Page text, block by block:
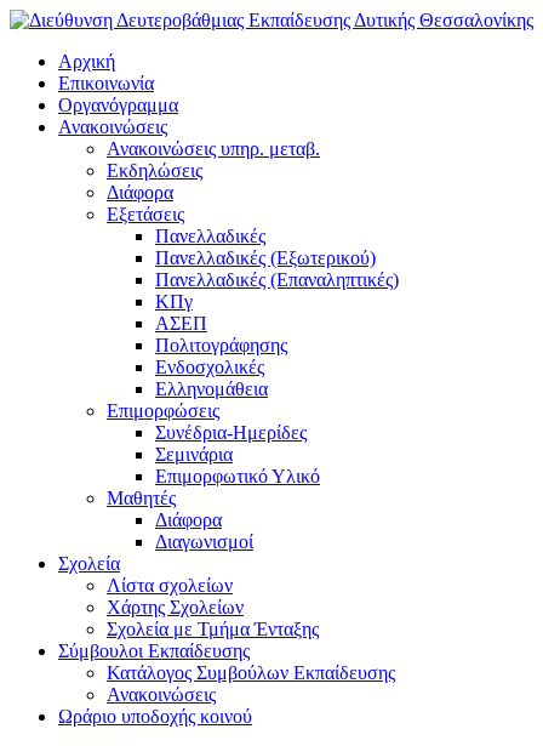
Αρχική
Επικοινωνία
Οργανόγραμμα
Ανακοινώσεις
Ανακοινώσεις υπηρ. μεταβ.
Εκδηλώσεις
Διάφορα
Εξετάσεις
Πανελλαδικές
Πανελλαδικές (Εξωτερικού)
Πανελλαδικές (Επαναληπτικές)
ΚΠγ
ΑΣΕΠ
Πολιτογράφησης
Ενδοσχολικές
Ελληνομάθεια
Επιμορφώσεις
Συνέδρια-Ημερίδες
Σεμινάρια
Επιμορφωτικό Υλικό
Μαθητές
Διάφορα
Διαγωνισμοί
Σχολεία
Λίστα σχολείων
Χάρτης Σχολείων
Σχολεία με Τμήμα Ένταξης
Σύμβουλοι Εκπαίδευσης
Κατάλογος Συμβούλων Εκπαίδευσης
Ανακοινώσεις
Ωράριο υποδοχής κοινού